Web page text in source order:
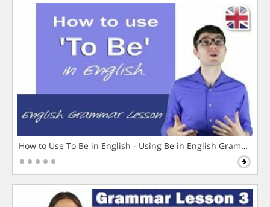
How to Use To Be in English - Using Be in English Grammar